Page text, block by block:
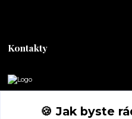
Kontakty
🍪 Jak byste